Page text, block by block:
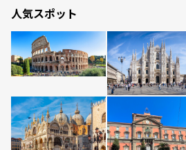
人気スポット